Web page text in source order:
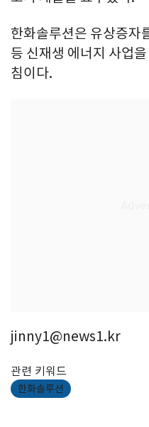
한화솔루션은 유상증자
등 신재생 에너지 사업
침이다.
jinny1@news1.kr
관련 키워드
한화솔루션